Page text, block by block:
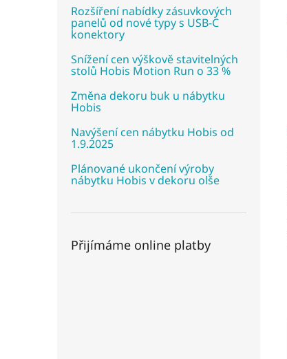
Rozšíření nabídky zásuvkových
panelů od nové typy s USB-C
konektory
Snížení cen výškově stavitelných
stolů Hobis Motion Run o 33 %
Změna dekoru buk u nábytku
Hobis
Navýšení cen nábytku Hobis od
1.9.2025
Plánované ukončení výroby
nábytku Hobis v dekoru olše
Přijímáme online platby